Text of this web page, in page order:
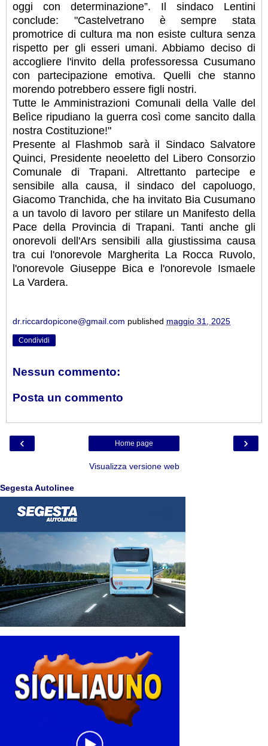
oggi con determinazione”. Il sindaco Lentini
conclude: "Castelvetrano è sempre stata
promotrice di cultura ma non esiste cultura senza
rispetto per gli esseri umani. Abbiamo deciso di
accogliere l'invito della professoressa Cusumano
con partecipazione emotiva. Quelli che stanno
morendo potrebbero essere figli nostri.
Tutte le Amministrazioni Comunali della Valle del
Belìce ripudiano la guerra così come sancito dalla
nostra Costituzione!"
Presente al Flashmob sarà il Sindaco Salvatore
Quinci, Presidente neoeletto del Libero Consorzio
Comunale di Trapani. Altrettanto partecipe e
sensibile alla causa, il sindaco del capoluogo,
Giacomo Tranchida, che ha invitato Bia Cusumano
a un tavolo di lavoro per stilare un Manifesto della
Pace della Provincia di Trapani. Tanti anche gli
onorevoli dell'Ars sensibili alla giustissima causa
tra cui l'onorevole Margherita La Rocca Ruvolo,
l'onorevole Giuseppe Bica e l'onorevole Ismaele
La Vardera.
dr.riccardopicone@gmail.com published maggio 31, 2025
Condividi
Nessun commento:
Posta un commento
‹ ›
Home page
Visualizza versione web
Segesta Autolinee